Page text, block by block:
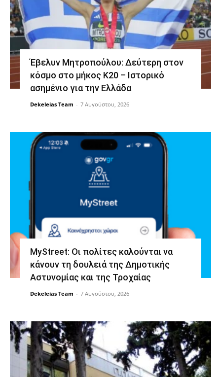
Έβελυν Μητροπούλου: Δεύτερη στον
κόσμο στο μήκος Κ20 – Ιστορικό
ασημένιο για την Ελλάδα
Dekeleias Team - 7 Αυγούστου, 2026
MyStreet: Οι πολίτες καλούνται να
κάνουν τη δουλειά της Δημοτικής
Αστυνομίας και της Τροχαίας
Dekeleias Team - 7 Αυγούστου, 2026